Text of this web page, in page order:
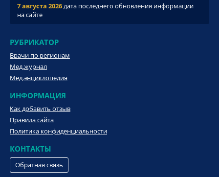
7 августа 2026дата последнего обновления информации
на сайте
РУБРИКАТОР
Врачи по регионам
Мед.журнал
Мед.энциклопедия
ИНФОРМАЦИЯ
Как добавить отзыв
Правила сайта
Политика конфиденциальности
КОНТАКТЫ
Обратная связь